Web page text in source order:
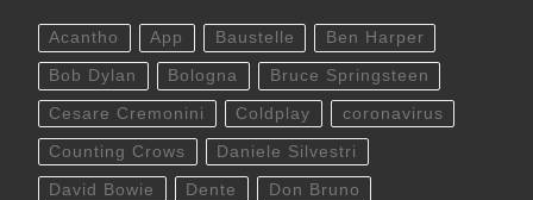
Acantho App Baustelle Ben Harper
Bob Dylan Bologna Bruce Springsteen
Cesare Cremonini Coldplay coronavirus
Counting Crows Daniele Silvestri
David Bowie Dente Don Bruno